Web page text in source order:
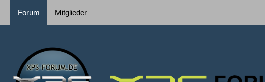
Forum Mitglieder